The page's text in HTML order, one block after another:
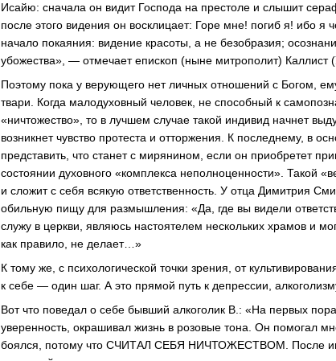
Исайю: сначала он видит Господа на престоле и слышит
после этого видения он восклицает: Горе мне! погиб я! ибо я
начало покаяния: видение красоты, а не безобразия;
убожества», — отмечает епископ (ныне митрополит) Каллист
Поэтому пока у верующего нет личных отношений с Богом,
твари. Когда малодуховный человек, не способный к
«ничтожество», то в лучшем случае такой индивид начнет
возникнет чувство протеста и отторжения. К последнему, в
представить, что станет с мирянином, если он приобретет
состоянии духовного «комплекса неполноценности». Такой
и сложит с себя всякую ответственность. У отца Димитрия
обильную пищу для размышления: «Да, где вы видели
служу в церкви, являюсь настоятелем нескольких храмов и
как правило, не делает…»
К тому же, с психологической точки зрения, от
к себе — один шаг. А это прямой путь к депрессии,
Вот что поведал о себе бывший алкоголик В.: «На первых
уверенность, окрашивал жизнь в розовые тона. Он помогал
боялся, потому что СЧИТАЛ СЕБЯ НИЧТОЖЕСТВОМ. После